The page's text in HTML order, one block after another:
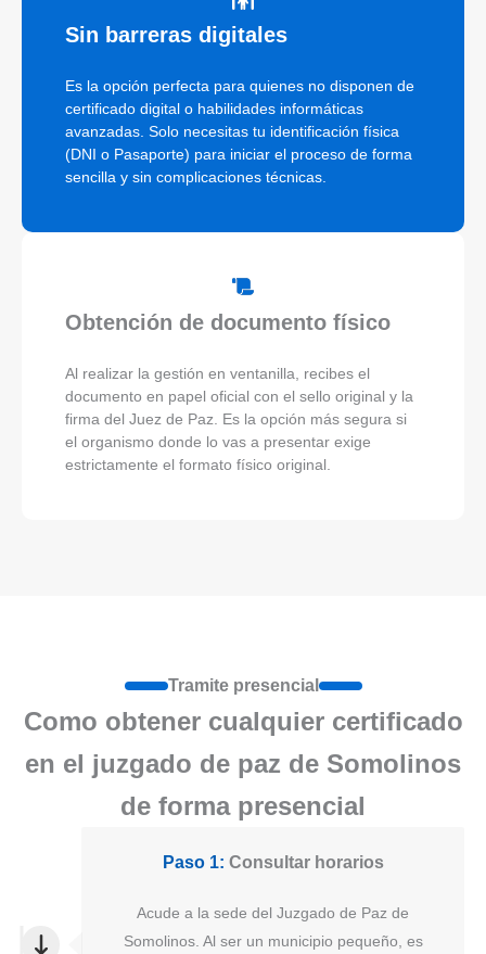
Sin barreras digitales
Es la opción perfecta para quienes no disponen de
certificado digital o habilidades informáticas
avanzadas. Solo necesitas tu identificación física
(DNI o Pasaporte) para iniciar el proceso de forma
sencilla y sin complicaciones técnicas.
Obtención de documento físico
Al realizar la gestión en ventanilla, recibes el
documento en papel oficial con el sello original y la
firma del Juez de Paz. Es la opción más segura si
el organismo donde lo vas a presentar exige
estrictamente el formato físico original.
Tramite presencial
Como obtener cualquier certificado
en el juzgado de paz de Somolinos
de forma presencial
Paso 1: Consultar horarios
Acude a la sede del Juzgado de Paz de
Somolinos. Al ser un municipio pequeño, es